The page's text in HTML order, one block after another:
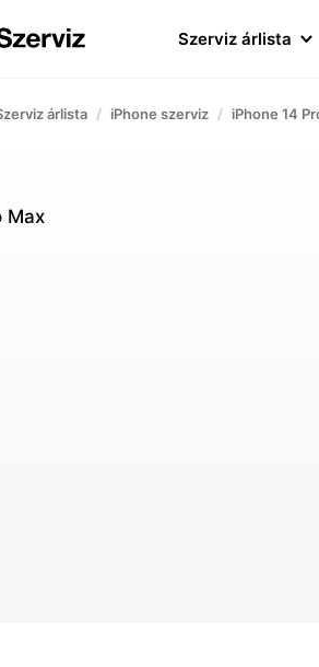
Szerviz árlista
árlista iPhone szerviz iPhone 14